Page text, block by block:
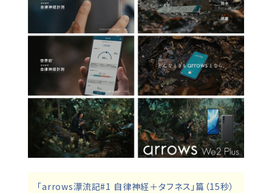
「arrows漂流記#1 自律神経＋タフネス」篇（15秒）